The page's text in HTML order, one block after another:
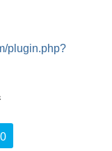
plugin.php?
0